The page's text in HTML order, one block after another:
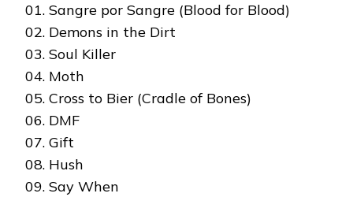
01. Sangre por Sangre (Blood for Blood)
02. Demons in the Dirt
03. Soul Killer
04. Moth
05. Cross to Bier (Cradle of Bones)
06. DMF
07. Gift
08. Hush
09. Say When